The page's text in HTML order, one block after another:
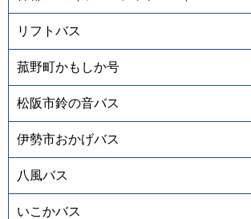
リフトバス
菰野町かもしか号
松阪市鈴の音バス
伊勢市おかげバス
八風バス
いこかバス